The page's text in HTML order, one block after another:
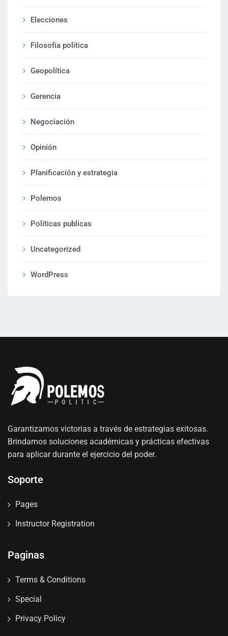
Elecciones
Filosofía política
Geopolítica
Gerencia
Negociación
Opinión
Planificación y estrategia
Polemos
Políticas publicas
Uncategorized
WordPress
Garantizamos victorias a través de estrategias exitosas.
Brindamos soluciones académicas y prácticas efectivas
para aplicar durante el ejercicio del poder.
Soporte
Pages
Instructor Registration
Paginas
Terms & Conditions
Special
Privacy Policy